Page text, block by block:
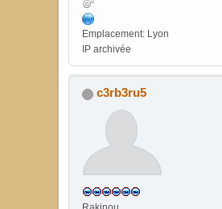
Emplacement: Lyon
IP archivée
c3rb3ru5